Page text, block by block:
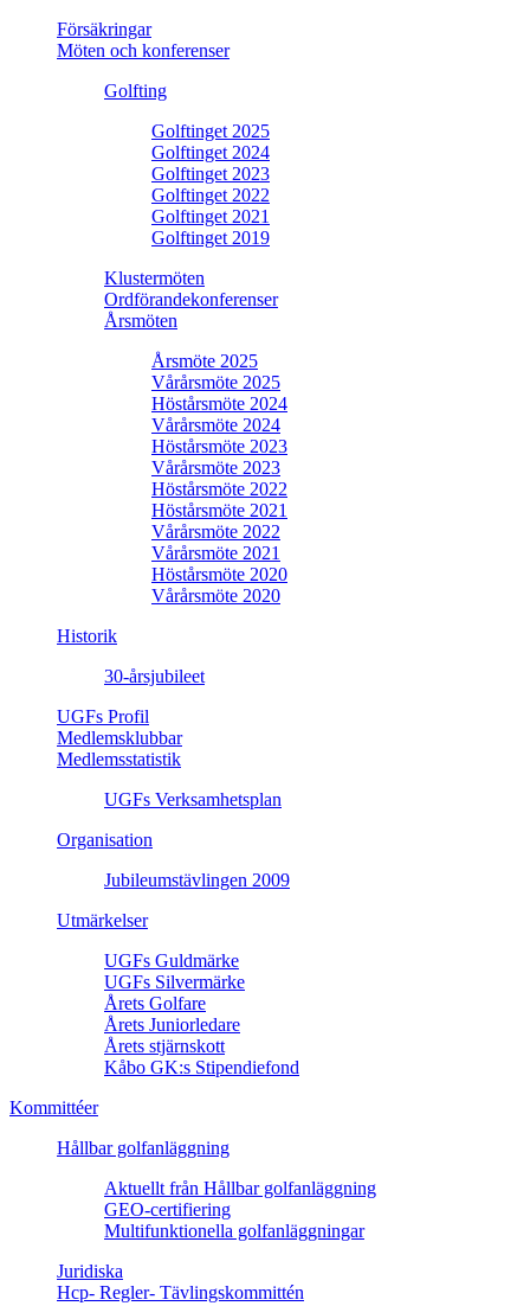
Försäkringar
Möten och konferenser
Golfting
Golftinget 2025
Golftinget 2024
Golftinget 2023
Golftinget 2022
Golftinget 2021
Golftinget 2019
Klustermöten
Ordförandekonferenser
Årsmöten
Årsmöte 2025
Vårårsmöte 2025
Höstårsmöte 2024
Vårårsmöte 2024
Höstårsmöte 2023
Vårårsmöte 2023
Höstårsmöte 2022
Höstårsmöte 2021
Vårårsmöte 2022
Vårårsmöte 2021
Höstårsmöte 2020
Vårårsmöte 2020
Historik
30-årsjubileet
UGFs Profil
Medlemsklubbar
Medlemsstatistik
UGFs Verksamhetsplan
Organisation
Jubileumstävlingen 2009
Utmärkelser
UGFs Guldmärke
UGFs Silvermärke
Årets Golfare
Årets Juniorledare
Årets stjärnskott
Kåbo GK:s Stipendiefond
Kommittéer
Hållbar golfanläggning
Aktuellt från Hållbar golfanläggning
GEO-certifiering
Multifunktionella golfanläggningar
Juridiska
Hcp- Regler- Tävlingskommittén